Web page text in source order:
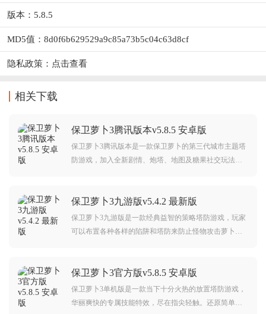
版本：5.8.5
MD5值：8d0f6b629529a9c85a73b5c04c63d8cf
隐私政策： 点击查看
相关下载
保卫萝卜3腾讯版本v5.8.5 安卓版
保卫萝卜3腾讯版本是一款保卫萝卜的第三代城市主题塔
防游戏，加入全新剧情、炮塔、地图及糖果社交玩法。
欢这款游戏的朋友快来下载一起玩吧！
保卫萝卜3九游版v5.4.2 最新版
保卫萝卜3九游版是一款经典益智的策略塔防游戏，玩家
可以布置各种各样的陷阱和塔防来防止怪物攻击萝卜，
保卫萝卜3官方版v5.8.5 安卓版
保卫萝卜3单机版是一款当下十分火热的放置塔防游戏，
华丽爽快的专属技能特效，尽在指尖轻触。还原简单塔